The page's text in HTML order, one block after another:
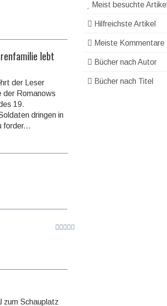
Meist besuchte Artikel
Hilfreichste Artikel
Meiste Kommentare
Bücher nach Autor
Bücher nach Titel
lebt
der Leser
der Romanows
19.
dringen in
forder...
zum Schauplatz